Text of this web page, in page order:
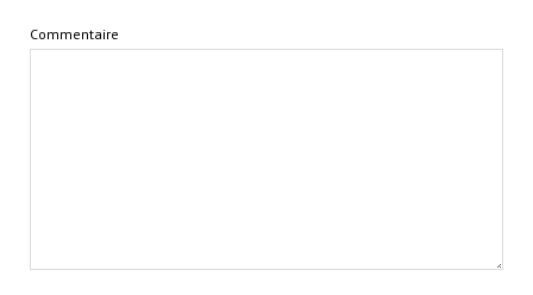
Commentaire